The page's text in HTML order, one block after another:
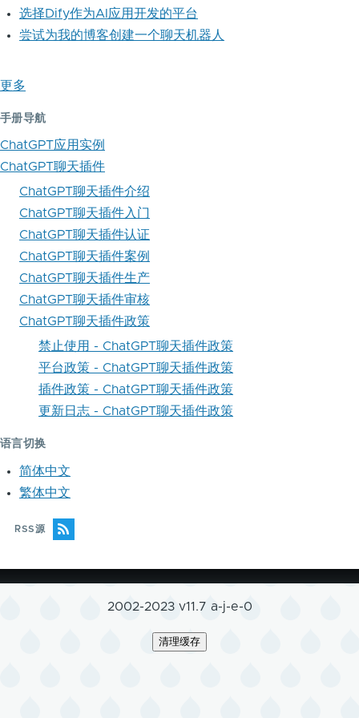
选择Dify作为AI应用开发的平台
尝试为我的博客创建一个聊天机器人
更多
手册导航
ChatGPT应用实例
ChatGPT聊天插件
ChatGPT聊天插件介绍
ChatGPT聊天插件入门
ChatGPT聊天插件认证
ChatGPT聊天插件案例
ChatGPT聊天插件生产
ChatGPT聊天插件审核
ChatGPT聊天插件政策
禁止使用 - ChatGPT聊天插件政策
平台政策 - ChatGPT聊天插件政策
插件政策 - ChatGPT聊天插件政策
更新日志 - ChatGPT聊天插件政策
语言切换
简体中文
繁体中文
RSS源
2002-2023 v11.7 a-j-e-0